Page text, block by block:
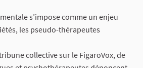
s’impose comme un enjeu
les pseudo-thérapeutes
collective sur le FigaroVox, de